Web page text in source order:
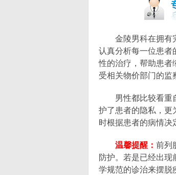
金陵男科在拥有完
认真分析每一位患者
性的治疗，帮助患者
受相关物价部门的监
男性都比较看重自
护了患者的隐私，更
时根据患者的病情决
温馨提醒： 前列
防护。若是已经出
学规范的诊治来摆脱